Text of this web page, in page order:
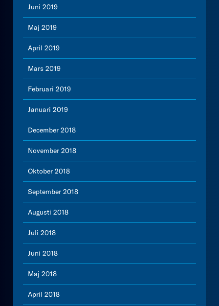
Juni 2019
Maj 2019
April 2019
Mars 2019
Februari 2019
Januari 2019
December 2018
November 2018
Oktober 2018
September 2018
Augusti 2018
Juli 2018
Juni 2018
Maj 2018
April 2018